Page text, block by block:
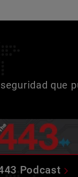
que
Podcast